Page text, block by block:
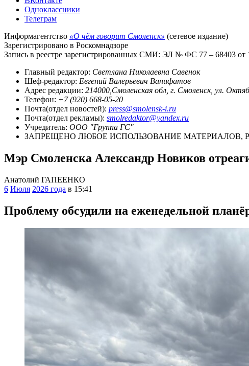
Одноклассники
Телеграм
Информагентство «О чём говорит Смоленск» (сетевое издание)
Зарегистрировано в Роскомнадзоре
Запись в реестре зарегистрированных СМИ: ЭЛ № ФС 77 – 68403 от
Главный редактор: Светлана Николаевна Савенок
Шеф-редактор: Евгений Валерьевич Ванифатов
Адрес редакции: 214000,Смоленская обл, г. Смоленск, ул.
Телефон: +7 (920) 668-05-20
Почта(отдел новостей): press@smolensk-i.ru
Почта(отдел рекламы): smolredaktor@yandex.ru
Учредитель: ООО "Группа ГС"
ЗАПРЕЩЕНО ЛЮБОЕ ИСПОЛЬЗОВАНИЕ МАТЕРИАЛОВ,
Мэр Смоленска Александр Новиков
Анатолий ГАПЕЕНКО
6 Июля 2026 года в 15:41
Проблему обсудили на еженедельной